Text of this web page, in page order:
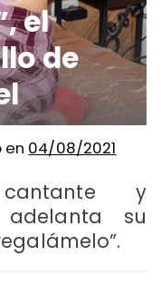
el
de
en 04/08/2021
y
adelanta su